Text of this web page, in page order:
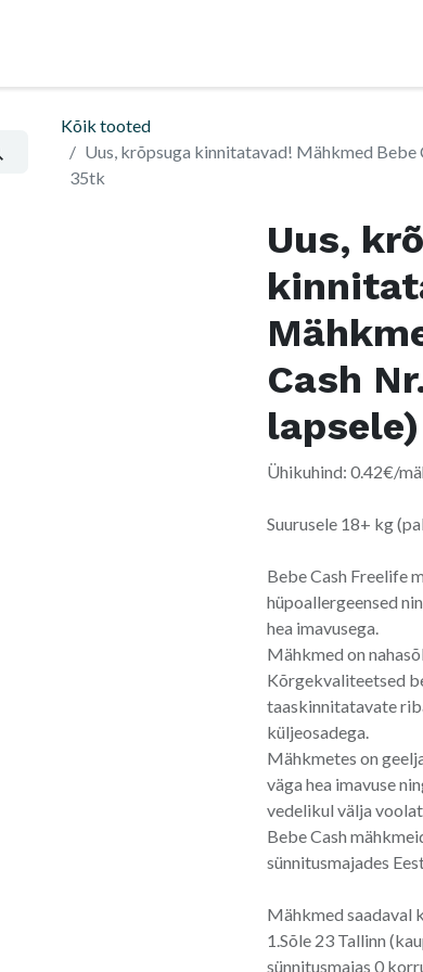
Kõik tooted
Uus, krõpsuga kinnitatavad! Mähkmed Bebe
35tk
Uus,
Cash
Ühikuhind: 0.42€/
Suurusele 18+ kg
Bebe Cash Freelife
hüpoallergeensed
hea imavusega.
Mähkmed on
Kõrgekvaliteetsed
taaskinnitatavate
küljeosadega.
Mähkmetes on
väga hea imavuse
vedelikul välja
Bebe Cash
sünnitusmajades
Mähkmed saadaval
1.Sõle 23 Tallinn
sünnitusmajas 0